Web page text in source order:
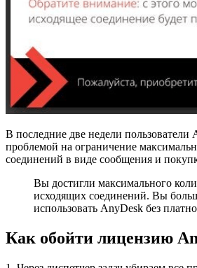
В последние две недели пользователи
проблемой на ограничение
соединений в виде сообщения и
Вы достигли максимального
исходящих соединений. Вы
использовать AnyDesk без
Как обойти лицензию